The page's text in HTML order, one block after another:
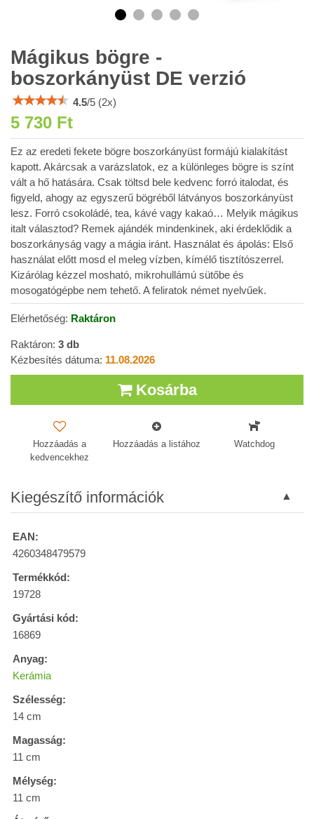
Mágikus bögre -
boszorkányüst DE verzió
4.5/5 (2x)
5 730 Ft
Ez az eredeti fekete bögre boszorkányüst formájú kialakítást
kapott. Akárcsak a varázslatok, ez a különleges bögre is színt
vált a hő hatására. Csak töltsd bele kedvenc forró italodat, és
figyeld, ahogy az egyszerű bögréből látványos boszorkányüst
lesz. Forró csokoládé, tea, kávé vagy kakaó… Melyik mágikus
italt választod? Remek ajándék mindenkinek, aki érdeklődik a
boszorkányság vagy a mágia iránt. Használat és ápolás: Első
használat előtt mosd el meleg vízben, kímélő tisztítószerrel.
Kizárólag kézzel mosható, mikrohullámú sütőbe és
mosogatógépbe nem tehető. A feliratok német nyelvűek.
Elérhetőség: Raktáron
Raktáron: 3 db
Kézbesítés dátuma: 11.08.2026
Kosárba
Hozzáadás a
kedvencekhez
Hozzáadás a listához Watchdog
Kiegészítő információk
EAN:
4260348479579
Termékkód:
19728
Gyártási kód:
16869
Anyag:
Kerámia
Szélesség:
14 cm
Magasság:
11 cm
Mélység:
11 cm